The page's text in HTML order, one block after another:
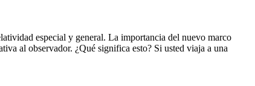
especial y general. La importancia del nuevo marco
al observador. ¿Qué significa esto? Si usted viaja a una